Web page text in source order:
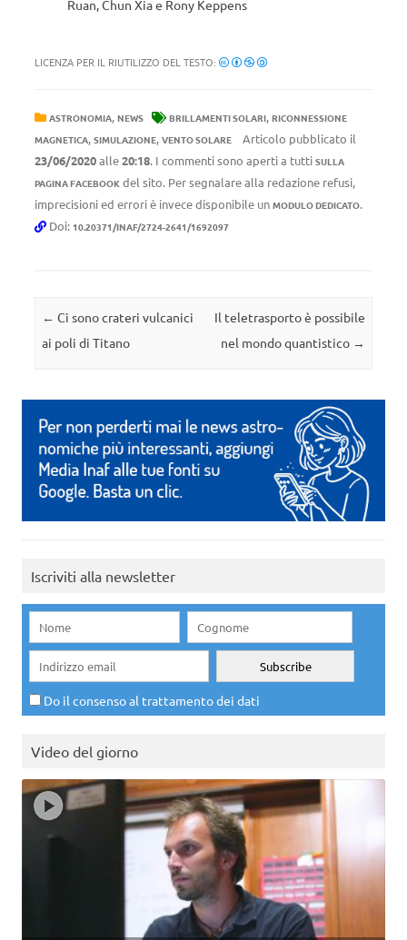
Ruan,Chun Xia e Rony Keppens
LICENZA PER IL RIUTILIZZO DEL TESTO:
ASTRONOMIA, NEWS BRILLAMENTI SOLARI, RICONNESSIONE
MAGNETICA, SIMULAZIONE, VENTO SOLARE
Articolo pubblicato il
23/06/2020alle20:18. I commenti sono aperti a tutti SULLA
PAGINA FACEBOOK del sito. Per segnalare alla redazione refusi,
imprecisioni ed errori è invece disponibile un MODULO DEDICATO.
Doi: 10.20371/INAF/2724-2641/1692097
Navigazione articolo
← Ci sono crateri vulcanici
ai poli di Titano
Il teletrasporto è possibile
nel mondo quantistico →
Iscriviti alla newsletter
Do il consenso al trattamento dei dati
Video del giorno